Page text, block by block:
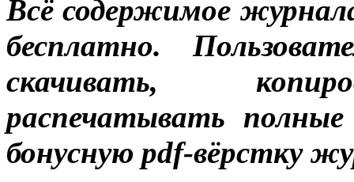
Всё содержимое
бесплатно.
скачивать,
распечатывать
бонусную pdf-вёрстку